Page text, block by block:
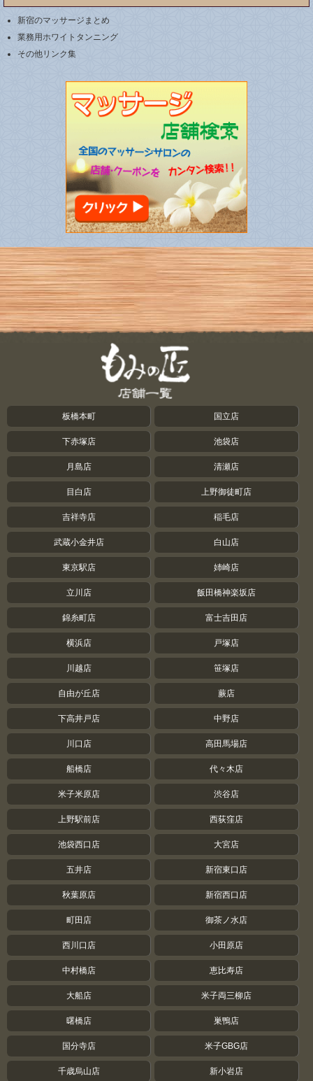
新宿のマッサージまとめ
業務用ホワイトタンニング
その他リンク集
板橋本町 国立店
下赤塚店 池袋店
月島店 清瀬店
目白店 上野御徒町店
吉祥寺店 稲毛店
武蔵小金井店 白山店
東京駅店 姉崎店
立川店 飯田橋神楽坂店
錦糸町店 富士吉田店
横浜店 戸塚店
川越店 笹塚店
自由が丘店 蕨店
下高井戸店 中野店
川口店 高田馬場店
船橋店 代々木店
米子米原店 渋谷店
上野駅前店 西荻窪店
池袋西口店 大宮店
五井店 新宿東口店
秋葉原店 新宿西口店
町田店 御茶ノ水店
西川口店 小田原店
中村橋店 恵比寿店
大船店 米子両三柳店
曙橋店 巣鴨店
国分寺店 米子GBG店
千歳烏山店 新小岩店